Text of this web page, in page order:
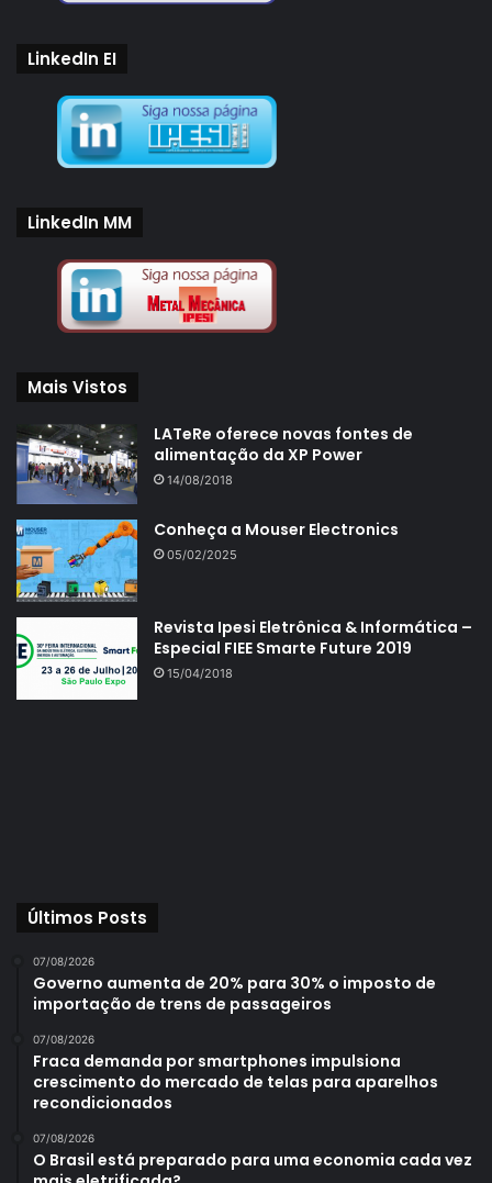
LinkedIn EI
LinkedIn MM
Mais Vistos
LATeRe oferece novas fontes de
alimentação da XP Power
14/08/2018
Conheça a Mouser Electronics
05/02/2025
Revista Ipesi Eletrônica & Informática –
Especial FIEE Smarte Future 2019
15/04/2018
Últimos Posts
07/08/2026
Governo aumenta de 20% para 30% o imposto de
importação de trens de passageiros
07/08/2026
Fraca demanda por smartphones impulsiona
crescimento do mercado de telas para aparelhos
recondicionados
07/08/2026
O Brasil está preparado para uma economia cada vez